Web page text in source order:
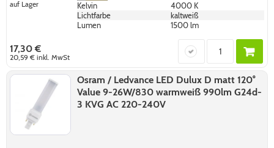
auf Lager
Kelvin
4000 K
Lichtfarbe
kaltweiß
Lumen
1500 lm
17,30 €
20,59 €inkl. MwSt
Osram / Ledvance LED Dulux D matt 120°
Value 9-26W/830 warmweiß 990lm G24d-
3 KVG AC 220-240V